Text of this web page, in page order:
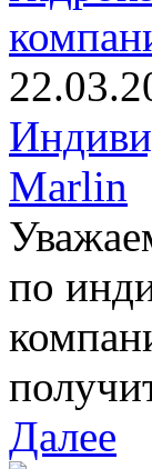
Marlin
по
Далее